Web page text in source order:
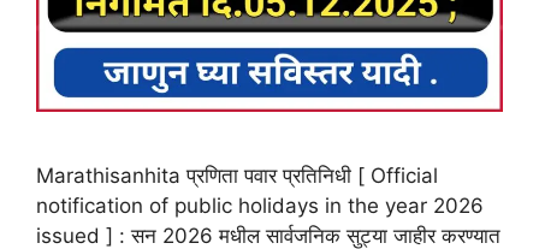
Marathisanhita प्रणिता पवार प्रतिनिधी [ Official
notification of public holidays in the year 2026
issued ] : सन 2026 मधील सार्वजनिक सुट्या जाहीर करण्यात